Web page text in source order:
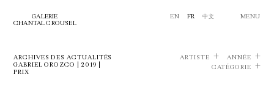
GALERIE
CHANTAL CROUSEL
EN FR 中文 MENU
ARCHIVES DES ACTUALITÉS
GABRIEL OROZCO | 2019 |
PRIX
ARTISTE
ANNÉE
CATÉGORIE